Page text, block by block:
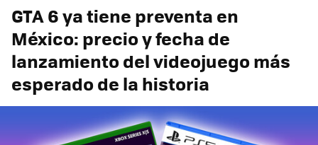
GTA 6 ya tiene preventa en
México: precio y fecha de
lanzamiento del videojuego más
esperado de la historia